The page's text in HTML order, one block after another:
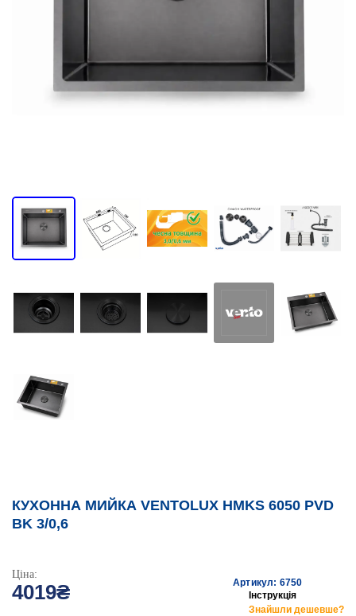
КУХОННА МИЙКА VENTOLUX HMKS 6050 PVD
BK 3/0,6
Ціна:
4019₴
Артикул: 6750
Інструкція
Знайшли дешевше?